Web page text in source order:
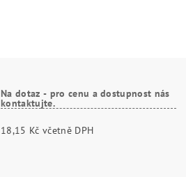
Na dotaz - pro cenu a dostupnost nás
kontaktujte.
18,15 Kč včetně DPH